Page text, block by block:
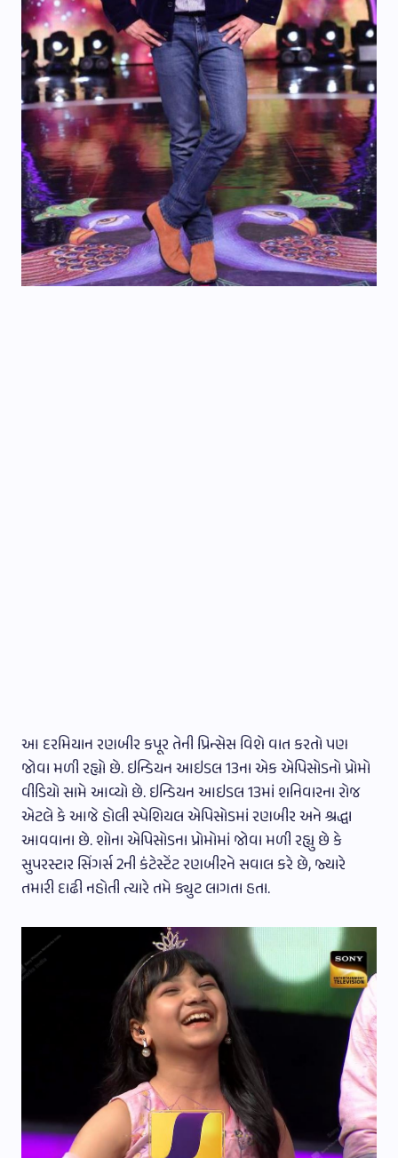
આ દરમિયાન રણબીર કપૂર તેની પ્રિન્સેસ વિશે વાત કરતો પણ
જોવા મળી રહ્યો છે. ઇન્ડિયન આઇડલ 13ના એક એપિસોડનો પ્રોમો
વીડિયો સામે આવ્યો છે. ઇન્ડિયન આઇડલ 13માં શનિવારના રોજ
એટલે કે આજે હોલી સ્પેશિયલ એપિસોડમાં રણબીર અને શ્રદ્ધા
આવવાના છે. શોના એપિસોડના પ્રોમોમાં જોવા મળી રહ્યુ છે કે
સુપરસ્ટાર સિંગર્સ 2ની કંટેસ્ટેંટ રણબીરને સવાલ કરે છે, જ્યારે
તમારી દાઢી નહોતી ત્યારે તમે ક્યુટ લાગતા હતા.